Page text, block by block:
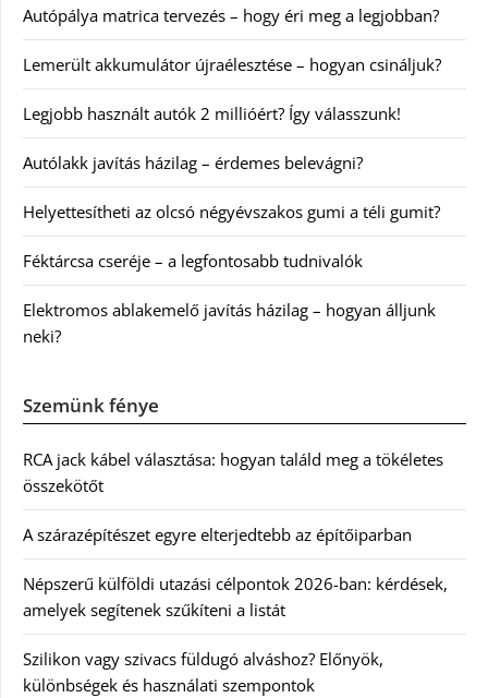
Autópálya matrica tervezés – hogy éri meg a legjobban?
Lemerült akkumulátor újraélesztése – hogyan csináljuk?
Legjobb használt autók 2 millióért? Így válasszunk!
Autólakk javítás házilag – érdemes belevágni?
Helyettesítheti az olcsó négyévszakos gumi a téli gumit?
Féktárcsa cseréje – a legfontosabb tudnivalók
Elektromos ablakemelő javítás házilag – hogyan álljunk
neki?
Szemünk fénye
RCA jack kábel választása: hogyan találd meg a tökéletes
összekötőt
A szárazépítészet egyre elterjedtebb az építőiparban
Népszerű külföldi utazási célpontok 2026-ban: kérdések,
amelyek segítenek szűkíteni a listát
Szilikon vagy szivacs füldugó alváshoz? Előnyök,
különbségek és használati szempontok